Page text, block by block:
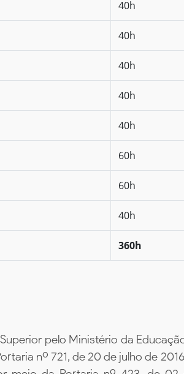
40h
40h
40h
40h
40h
60h
60h
40h
360h
pelo Ministério da
nº 721, de 20 de julho de